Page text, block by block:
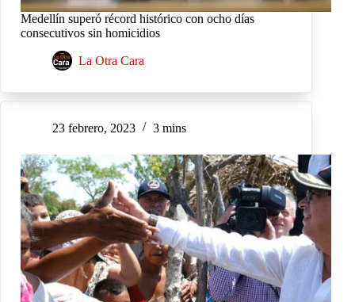
Medellín superó récord histórico con ocho días
consecutivos sin homicidios
La Otra Cara
23 febrero, 2023 3 mins